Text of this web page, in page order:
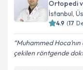
Ortopedi
İstanbul,
4.9 (17
Muhammed
çekilen röntgende